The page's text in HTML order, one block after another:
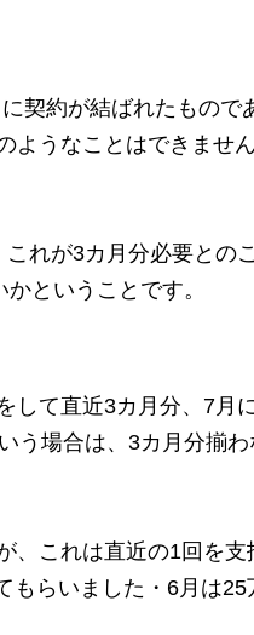
契約が結ばれたもの
うなことはできませ
れが3カ月分必要との
ということです。
て直近3カ月分、7月
う場合は、3カ月分揃
これは直近の1回を
らいました・6月は